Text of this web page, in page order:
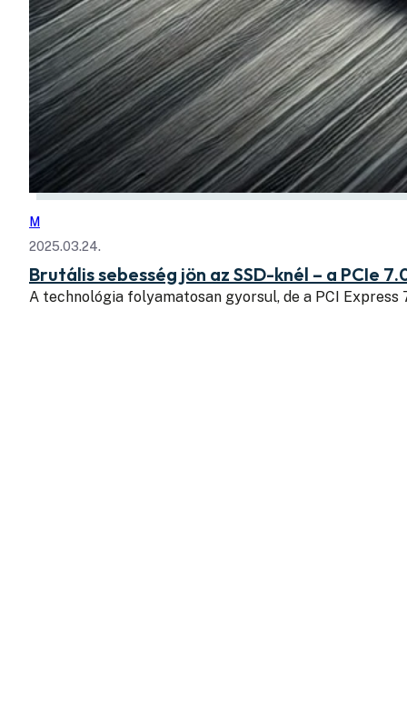
M
2025.03.24.
Brutális sebesség jön az SSD-knél – a PCIe
A technológia folyamatosan gyorsul, de a PCI Express